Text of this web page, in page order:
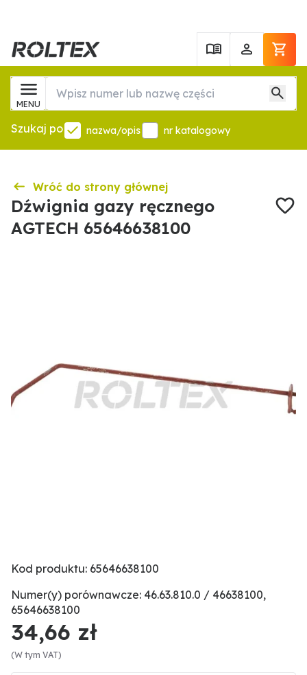
MENU
Szukaj po nazwa/opis nr katalogowy
Wróć do strony głównej
Dźwignia gazy ręcznego
AGTECH 65646638100
Kod produktu: 65646638100
Numer(y) porównawcze: 46.63.810.0 / 46638100,
65646638100
34,66 zł
(W tym VAT)